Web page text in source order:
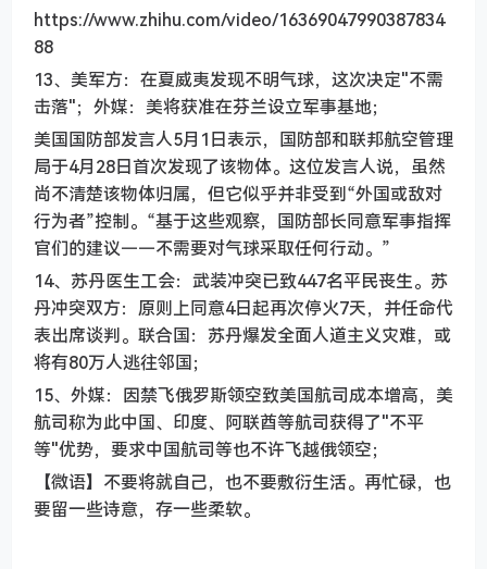
https://www.zhihu.com/video/16369047990387834
88
13、美军方：在夏威夷发现不明气球，这次决定"不需
击落"；外媒：美将获准在芬兰设立军事基地；
美国国防部发言人5月1日表示，国防部和联邦航空管理
局于4月28日首次发现了该物体。这位发言人说，虽然
尚不清楚该物体归属，但它似乎并非受到“外国或敌对
行为者”控制。“基于这些观察，国防部长同意军事指挥
官们的建议——不需要对气球采取任何行动。”
14、苏丹医生工会：武装冲突已致447名平民丧生。苏
丹冲突双方：原则上同意4日起再次停火7天，并任命代
表出席谈判。联合国：苏丹爆发全面人道主义灾难，或
将有80万人逃往邻国；
15、外媒：因禁飞俄罗斯领空致美国航司成本增高，美
航司称为此中国、印度、阿联酋等航司获得了"不平
等"优势，要求中国航司等也不许飞越俄领空；
【微语】不要将就自己，也不要敷衍生活。再忙碌，也
要留一些诗意，存一些柔软。